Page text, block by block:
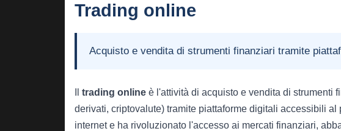
Trading online
Acquisto e vendita di strumenti finanziari tramite
trading online è l'attività di acquisto e vendita di strumenti
derivati, criptovalute) tramite piattaforme digitali accessibili
internet e ha rivoluzionato l'accesso ai mercati finanziari,